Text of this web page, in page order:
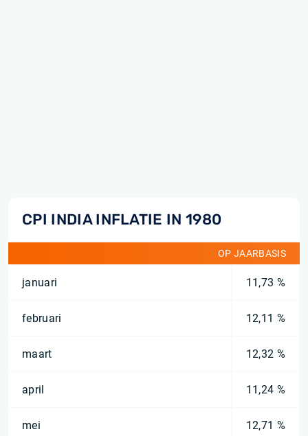
CPI INDIA INFLATIE IN 1980
OP JAARBASIS
januari 11,73 %
februari 12,11 %
maart 12,32 %
april 11,24 %
mei 12,71 %